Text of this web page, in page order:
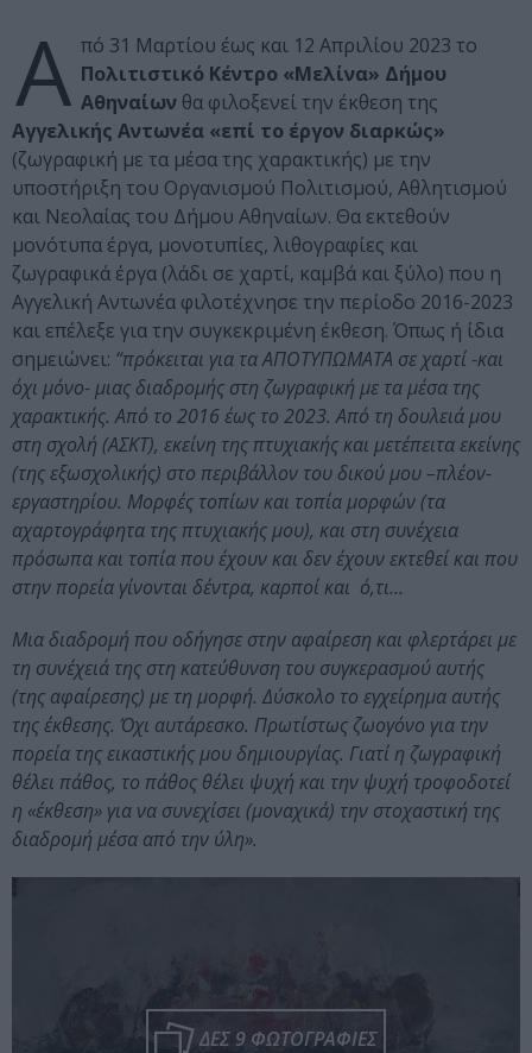
Α πό 31 Μαρτίου έως και 12 Απριλίου 2023 το
Πολιτιστικό Κέντρο «Μελίνα» Δήμου
Αθηναίων θα φιλοξενεί την έκθεση της
Αγγελικής Αντωνέα «επί το έργον διαρκώς»
(ζωγραφική με τα μέσα της χαρακτικής) με την
υποστήριξη του Οργανισμού Πολιτισμού, Αθλητισμού
και Νεολαίας του Δήμου Αθηναίων. Θα εκτεθούν
μονότυπα έργα, μονοτυπίες, λιθογραφίες και
ζωγραφικά έργα (λάδι σε χαρτί, καμβά και ξύλο) που η
Αγγελική Αντωνέα φιλοτέχνησε την περίοδο 2016-2023
και επέλεξε για την συγκεκριμένη έκθεση. Όπως ή ίδια
σημειώνει: “πρόκειται για τα ΑΠΟΤΥΠΩΜΑΤΑ σε χαρτί -και
όχι μόνο- μιας διαδρομής στη ζωγραφική με τα μέσα της
χαρακτικής. Από το 2016 έως το 2023. Από τη δουλειά μου
στη σχολή (ΑΣΚΤ), εκείνη της πτυχιακής και μετέπειτα εκείνης
(της εξωσχολικής) στο περιβάλλον του δικού μου –πλέον-
εργαστηρίου. Μορφές τοπίων και τοπία μορφών (τα
αχαρτογράφητα της πτυχιακής μου), και στη συνέχεια
πρόσωπα και τοπία που έχουν και δεν έχουν εκτεθεί και που
στην πορεία γίνονται δέντρα, καρποί και ό,τι…
Μια διαδρομή που οδήγησε στην αφαίρεση και φλερτάρει με
τη συνέχειά της στη κατεύθυνση του συγκερασμού αυτής
(της αφαίρεσης) με τη μορφή. Δύσκολο το εγχείρημα αυτής
της έκθεσης. Όχι αυτάρεσκο. Πρωτίστως ζωογόνο για την
πορεία της εικαστικής μου δημιουργίας. Γιατί η ζωγραφική
θέλει πάθος, το πάθος θέλει ψυχή και την ψυχή τροφοδοτεί
η «έκθεση» για να συνεχίσει (μοναχικά) την στοχαστική της
διαδρομή μέσα από την ύλη».
ΔΕΣ 9 ΦΩΤΟΓΡΑΦΙΕΣ